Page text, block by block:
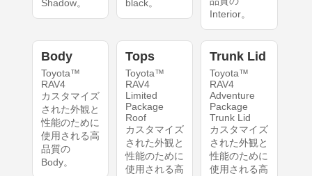
Shadow。
black。
Interior。
Body
Toyota™
RAV4
カスタマイズ
された外観と
性能のために
使用される高
品質の
Body。
Tops
Toyota™
RAV4
Limited
Package
Roof
カスタマイズ
された外観と
性能のために
使用される高
Trunk Lid
Toyota™
RAV4
Adventure
Package
Trunk Lid
カスタマイズ
された外観と
性能のために
使用される高